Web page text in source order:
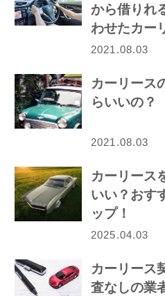
から借りれ
わせたカー
2021.08.03
カーリース
らいいの？
2021.08.03
カーリース
いい？おす
ップ！
2025.04.03
カーリース
査なしの業